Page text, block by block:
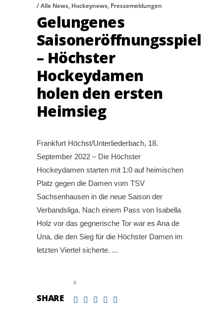
Alle News, Hockeynews, Pressemeldungen
Gelungenes
Saisoneröffnungsspiel
– Höchster
Hockeydamen
holen den ersten
Heimsieg
Frankfurt Höchst/Unterliederbach, 18.
September 2022 – Die Höchster
Hockeydamen starten mit 1:0 auf heimischen
Platz gegen die Damen vom TSV
Sachsenhausen in die neue Saison der
Verbandsliga. Nach einem Pass von Isabella
Holz vor das gegnerische Tor war es Ana de
Una, die den Sieg für die Höchster Damen im
letzten Viertel sicherte.
SHARE